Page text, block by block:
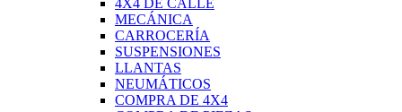
4X4 DE CALLE
MECÁNICA
CARROCERÍA
SUSPENSIONES
LLANTAS
NEUMÁTICOS
COMPRA DE 4X4